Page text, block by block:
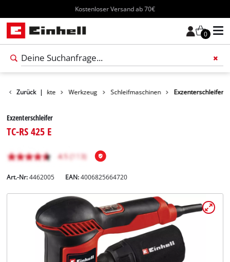
Kostenloser Versand ab 70€
0
Deutsch
Zurück |
Produkte Werkzeug Schleifmaschinen Exzenterschleifer
Exzenterschleifer
TC-RS 425 E
Art.-Nr: 4462005 EAN:4006825664720